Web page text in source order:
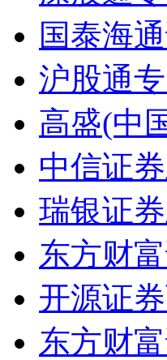
国泰海
沪股通
高盛(中
中信证
瑞银证
东方财
开源证
东方财